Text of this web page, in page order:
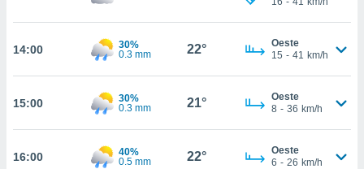
de que
sean
el sitio
para
ni para
14:00
30%
0.3 mm
22°
Oeste
15 - 41 km/h
15:00
30%
0.3 mm
21°
Oeste
8 - 36 km/h
16:00
40%
0.5 mm
22°
Oeste
6 - 26 km/h